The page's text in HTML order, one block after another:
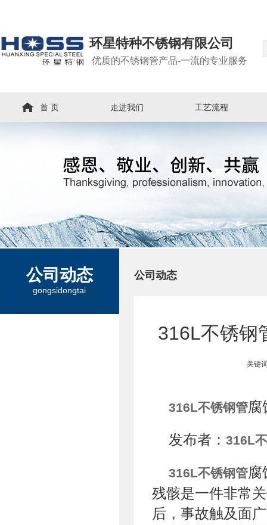
环星特种不锈钢有限公司
优质的不锈钢管产品-一流的专业服务
首 页 走进我们 工艺流程
公司动态
gongsidongtai
公司动态
316L不锈钢
关键
316L不锈钢管腐
发布者： 316L
316L不锈钢管腐
残骸是一件非常
后，事故触及面